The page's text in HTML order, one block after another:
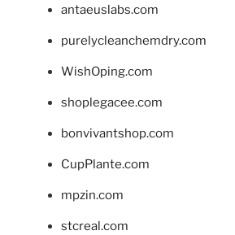
antaeuslabs.com
purelycleanchemdry.com
WishOping.com
shoplegacee.com
bonvivantshop.com
CupPlante.com
mpzin.com
stcreal.com